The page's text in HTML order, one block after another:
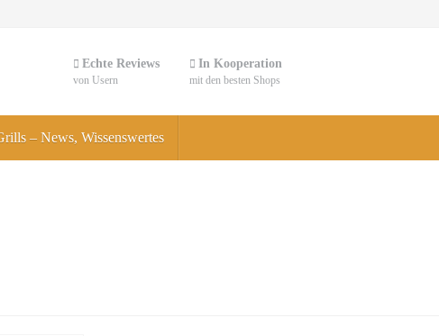
Echte Reviews
von Usern
In Kooperation
mit den besten Shops
– News, Wissenswertes